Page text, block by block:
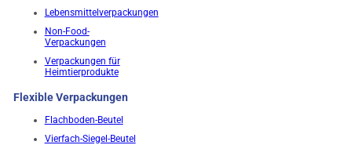
Lebensmittelverpackungen
Non-Food-
Verpackungen
Verpackungen für
Heimtierprodukte
Flexible Verpackungen
Flachboden-Beutel
Vierfach-Siegel-Beutel